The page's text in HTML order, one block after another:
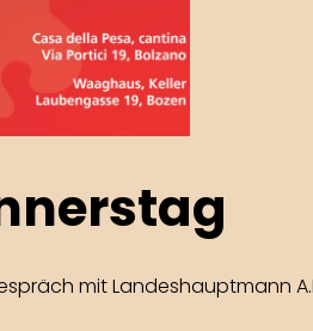
mit Landeshauptmann